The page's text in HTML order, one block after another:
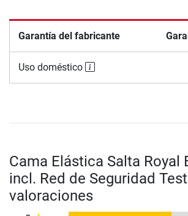
Garantía del fabricante
Uso doméstico
Cama Elástica Salta Royal
incl. Red de Seguridad
valoraciones